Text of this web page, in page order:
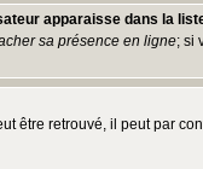
apparaisse dans la
sa présence en ligne; si
être retrouvé, il peut par